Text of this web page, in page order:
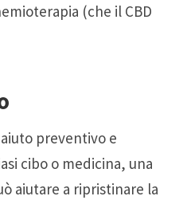
(che il CBD
preventivo e
cibo o medicina, una
aiutare a ripristinare la